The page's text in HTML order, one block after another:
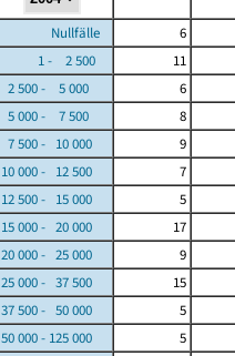
Nullfälle 6
1 - 2 500
11
2 500 - 5 000
6
5 000 - 7 500
8
7 500 - 10 000
9
10 000 - 12 500
7
12 500 - 15 000
5
15 000 - 20 000
17
20 000 - 25 000
9
25 000 - 37 500
15
37 500 - 50 000
5
50 000 - 125 000
5